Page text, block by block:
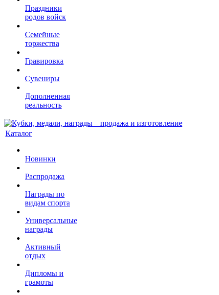
Праздники
родов войск
Семейные
торжества
Гравировка
Сувениры
Дополненная
реальность
Каталог
Новинки
Распродажа
Награды по
видам спорта
Универсальные
награды
Активный
отдых
Дипломы и
грамоты